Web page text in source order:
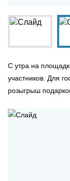
С утра на
участников. Для
розыгрыш